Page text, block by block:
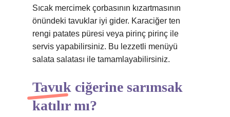
Sıcak mercimek çorbasının kızartmasının
önündeki tavuklar iyi gider. Karaciğer ten
rengi patates püresi veya pirinç pirinç ile
servis yapabilirsiniz. Bu lezzetli menüyü
salata salatası ile tamamlayabilirsiniz.
Tavuk ciğerine sarımsak
katılır mı?